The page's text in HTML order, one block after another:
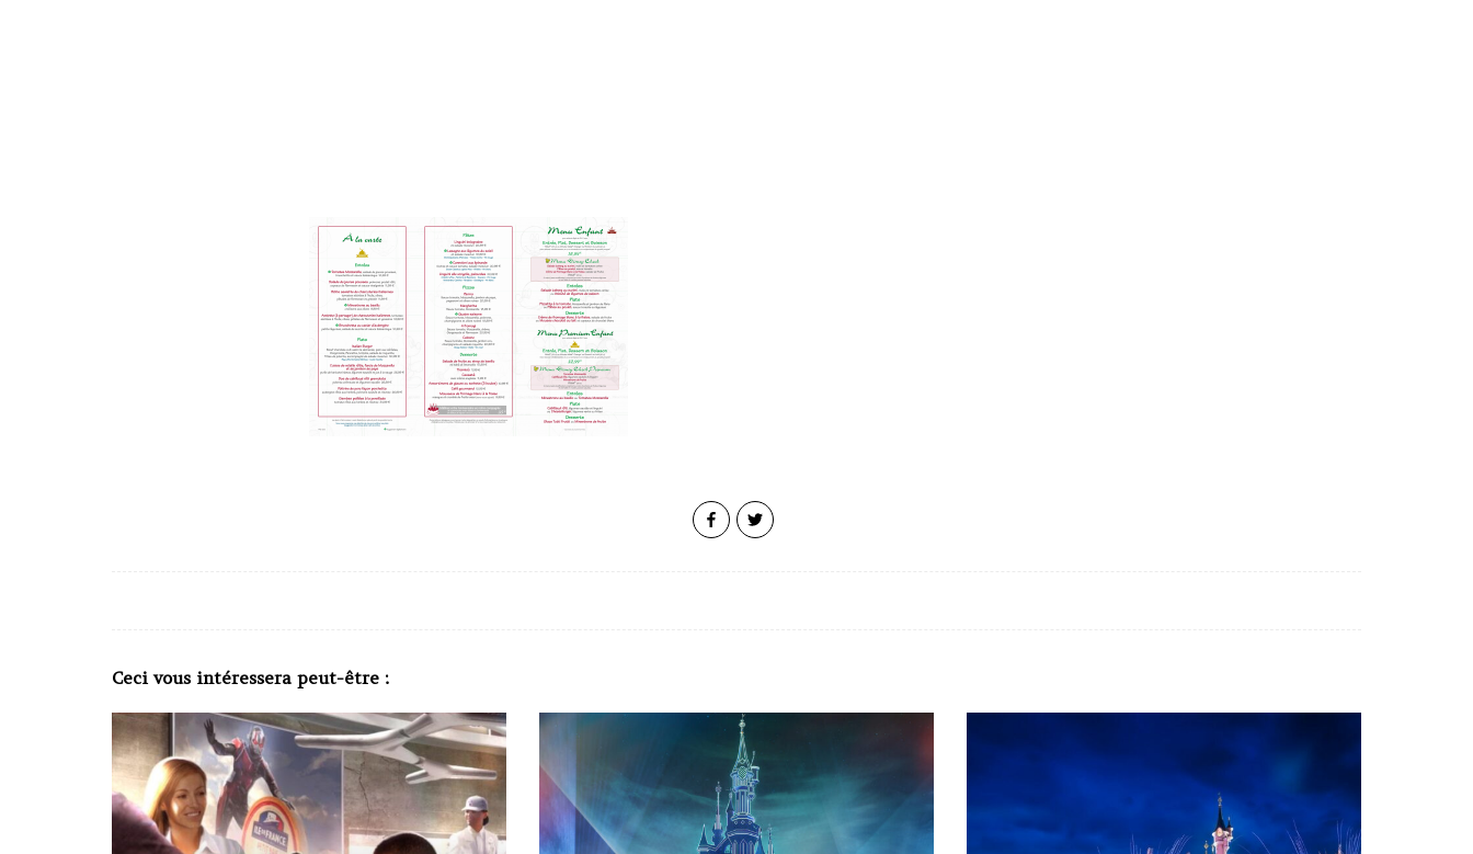
Ceci vous intéressera peut-être :